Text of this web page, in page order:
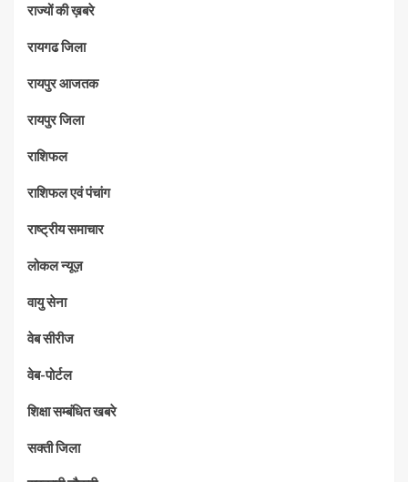
राज्यों की ख़बरे
रायगढ जिला
रायपुर आजतक
रायपुर जिला
राशिफल
राशिफल एवं पंचांग
राष्ट्रीय समाचार
लोकल न्यूज़
वायु सेना
वेब सीरीज
वेब-पोर्टल
शिक्षा सम्बंधित खबरे
सक्ती जिला